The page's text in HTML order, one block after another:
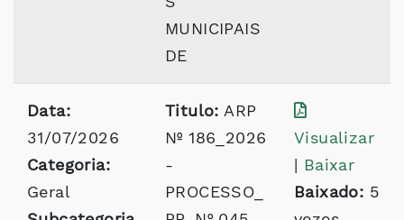
MUNICIPAIS
DE
Data:
31/07/2026
Categoria:
Geral
Titulo: ARP
Nº 186_2026
-
PROCESSO_
Visualizar
| Baixar
Baixado: 5